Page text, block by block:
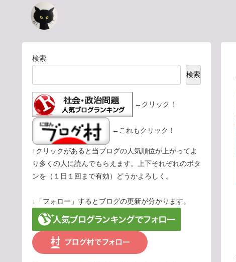
検索
検索
←クリック！
←これもクリック！
↑クリックがあると当ブログの人気順位が上がってよ
り多くの人に読んでもらえます。上下それぞれのボタ
ンを（１日１回まで有効）どうかよろしく。
↓「フォロー」するとブログの更新が分かります。